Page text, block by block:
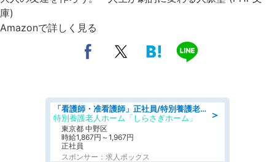
庫)
Amazonで詳しく見る
＞
「看護師・准看護師」正社員/特別養護老人ホーム/正看護師,准看護師
特別養護老人ホーム「しらさぎホーム」
東京都 中野区
時給1,867円～1,967円
正社員
スポンサー：求人ボックス